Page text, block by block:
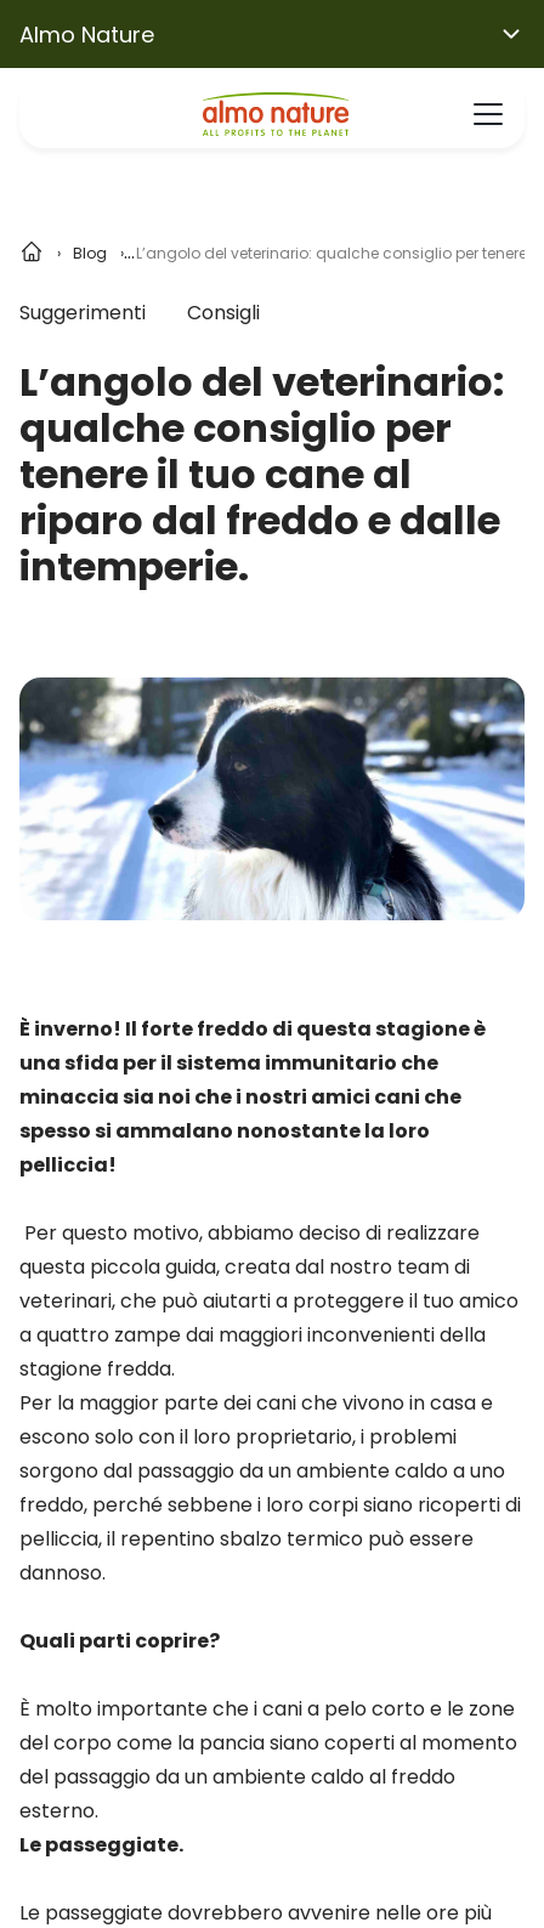
Almo Nature
Blog L’angolo del veterinario: qualche consiglio per tenere
Suggerimenti Consigli
L’angolo del veterinario:
qualche consiglio per
tenere il tuo cane al
riparo dal freddo e dalle
intemperie.
È inverno! Il forte freddo di questa stagione è
una sfida per il sistema immunitario che
minaccia sia noi che i nostri amici cani che
spesso si ammalano nonostante la loro
pelliccia!
Per questo motivo, abbiamo deciso di realizzare
questa piccola guida, creata dal nostro team di
veterinari, che può aiutarti a proteggere il tuo amico
a quattro zampe dai maggiori inconvenienti della
stagione fredda.
Per la maggior parte dei cani che vivono in casa e
escono solo con il loro proprietario, i problemi
sorgono dal passaggio da un ambiente caldo a uno
freddo, perché sebbene i loro corpi siano ricoperti di
pelliccia, il repentino sbalzo termico può essere
dannoso.
Quali parti coprire?
È molto importante che i cani a pelo corto e le zone
del corpo come la pancia siano coperti al momento
del passaggio da un ambiente caldo al freddo
esterno.
Le passeggiate.
Le passeggiate dovrebbero avvenire nelle ore più